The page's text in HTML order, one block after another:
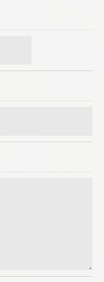
･訂正･削除・利
させて頂きま
止の具体的手続